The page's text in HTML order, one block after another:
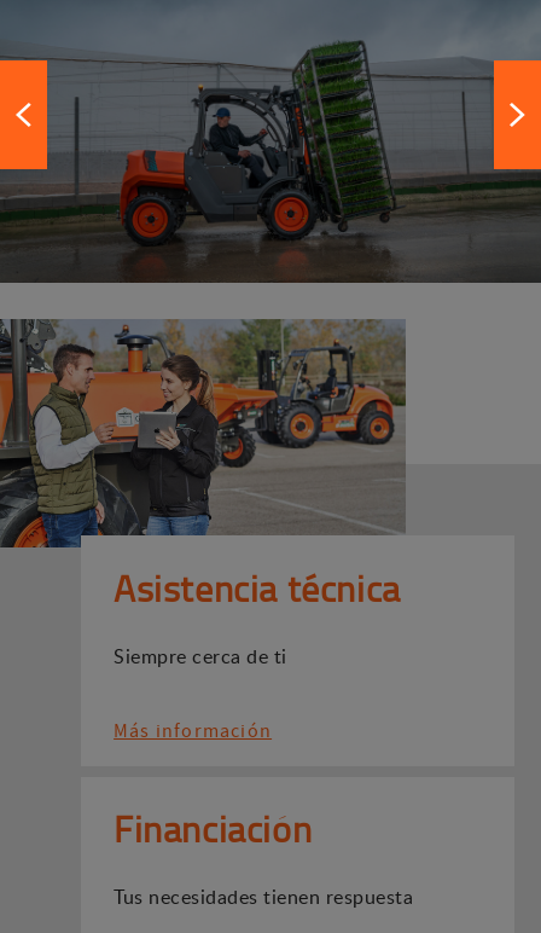
Asistencia técnica
Siempre cerca de ti
Más información
Financiación
Tus necesidades tienen respuesta